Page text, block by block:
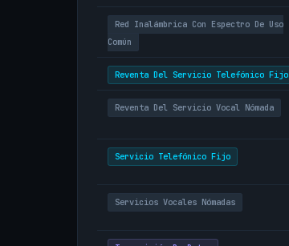
Red Inalámbrica Con Espectro De Uso
Común
Reventa Del Servicio Telefónico Fijo
Reventa Del Servicio Vocal Nómada
Servicio Telefónico Fijo
Servicios Vocales Nómadas